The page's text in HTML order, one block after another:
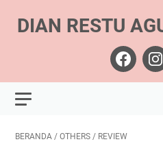
DIAN RESTU
BERANDA / OTHERS / REVIEW